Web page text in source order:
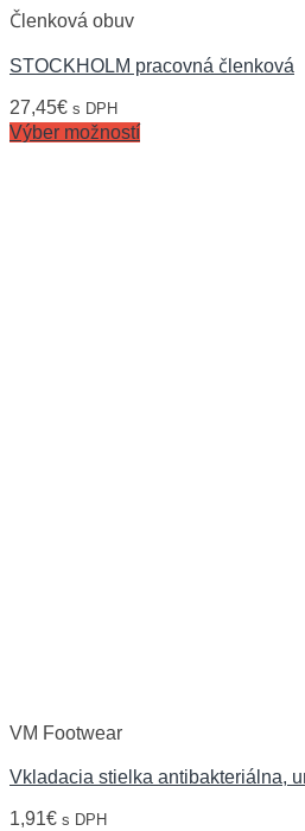
Členková obuv
STOCKHOLM pracovná členková
27,45€ s DPH
Výber možností
VM Footwear
Vkladacia stielka antibakteriálna,
1,91€ s DPH